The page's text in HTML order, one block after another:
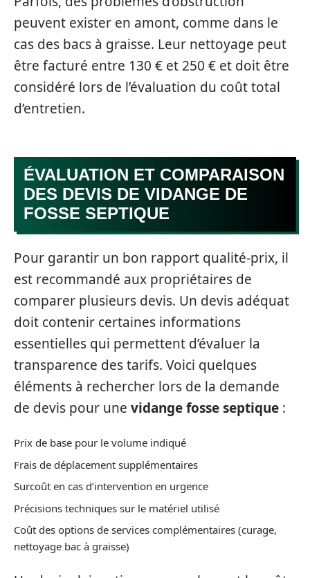
peuvent exister en amont, comme dans le
cas des bacs à graisse. Leur nettoyage peut
être facturé entre 130 € et 250 € et doit être
considéré lors de l’évaluation du coût total
d’entretien.
ÉVALUATION ET COMPARAISON
DES DEVIS DE VIDANGE DE
FOSSE SEPTIQUE
Pour garantir un bon rapport qualité-prix, il
est recommandé aux propriétaires de
comparer plusieurs devis. Un devis adéquat
doit contenir certaines informations
essentielles qui permettent d’évaluer la
transparence des tarifs. Voici quelques
éléments à rechercher lors de la demande
de devis pour une vidange fosse septique :
Prix de base pour le volume indiqué
Frais de déplacement supplémentaires
Surcoût en cas d’intervention en urgence
Précisions techniques sur le matériel utilisé
Coût des options de services complémentaires (curage,
nettoyage bac à graisse)